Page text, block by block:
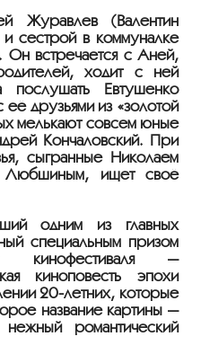
Журавлев (Валентин
сестрой в коммуналке
Он встречается с Аней,
ходит с ней
послушать Евтушенко
друзьями из «золотой
мелькают совсем юные
Кончаловский. При
сыгранные Николаем
Любшиным, ищет своё
одним из главных
специальным призом
кинофестиваля —
киноповесть эпохи
20-летних, которые
название картины —
романтический